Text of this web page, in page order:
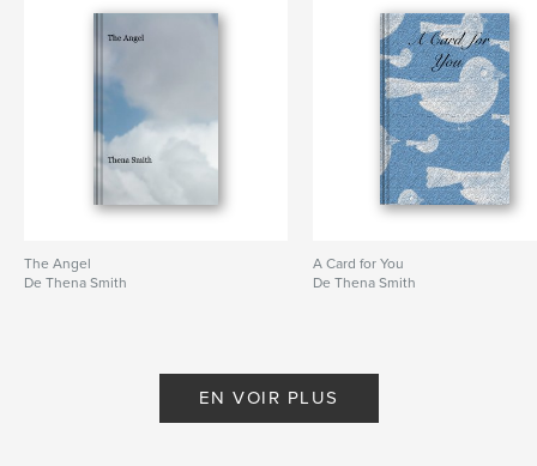
The Angel
De Thena Smith
A Card for You
De Thena Smith
EN VOIR PLUS